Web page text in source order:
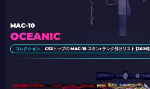
OCEANIC
MAC-10
コレクション CS2トップの MAC-10 スキン: ランク付けリスト [2026]